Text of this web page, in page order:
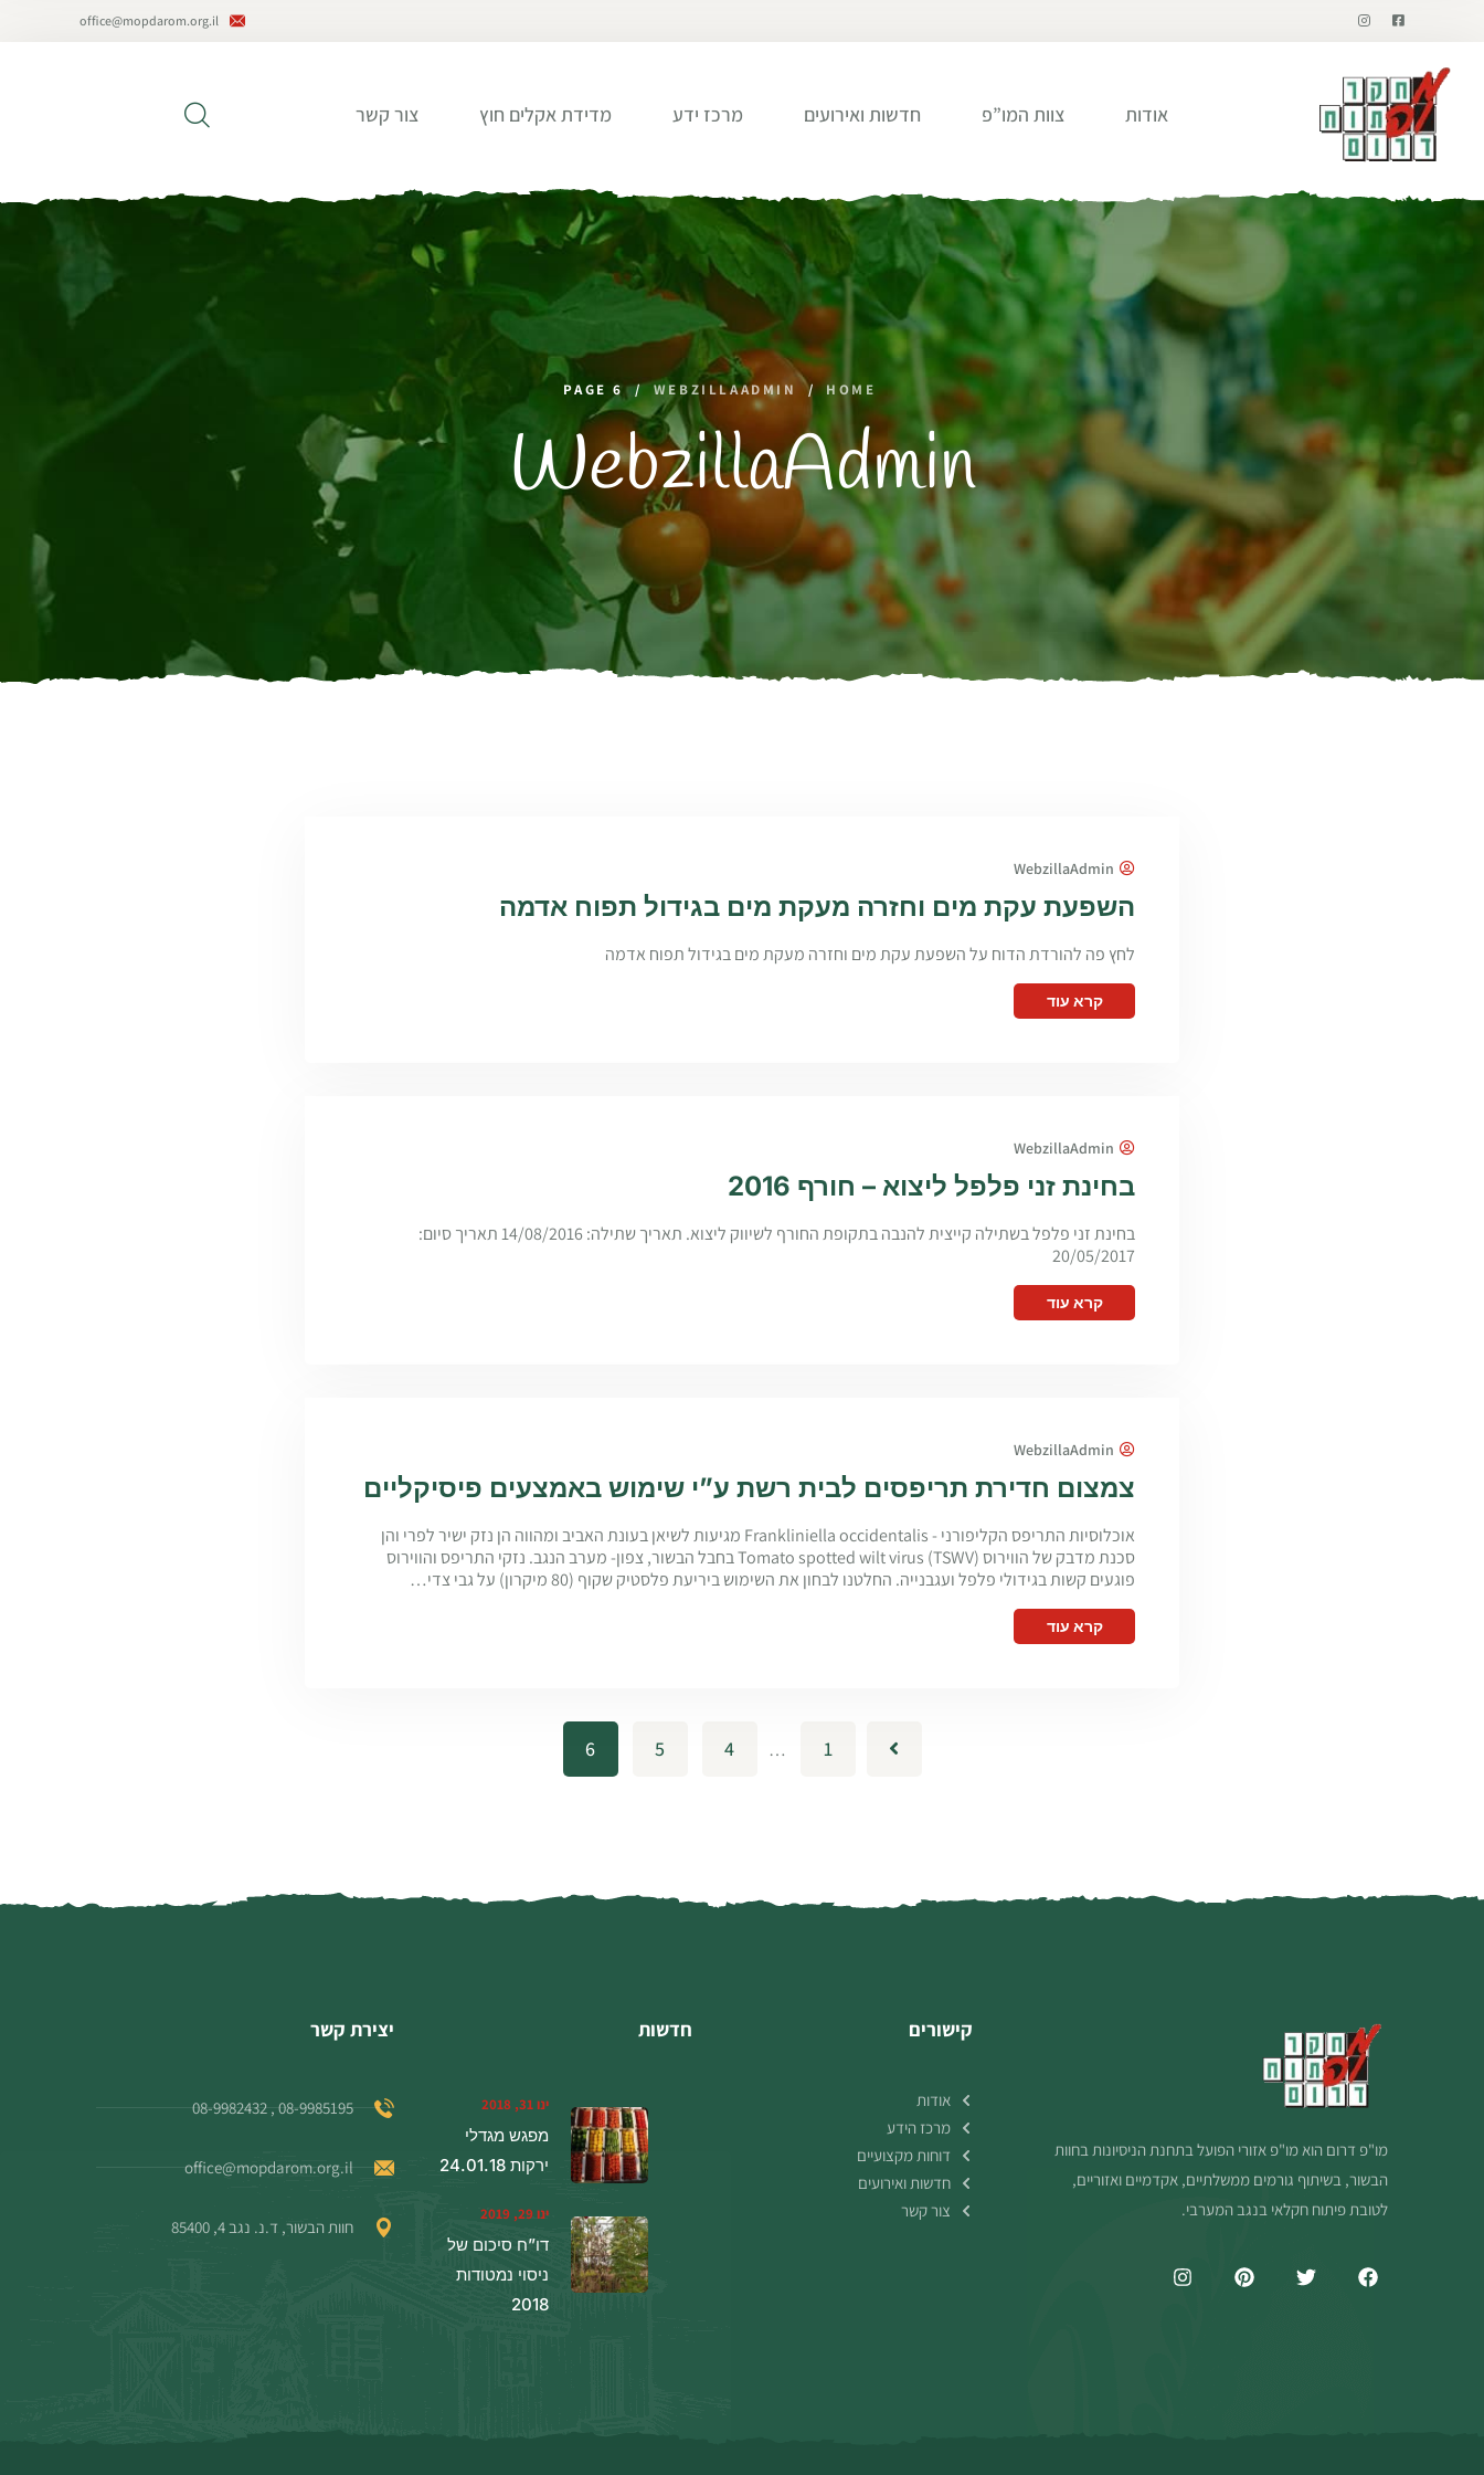
office@mopdarom.org.il
אודות צוות המו”פ חדשות ואירועים מרכז ידע מדידת אקלים חוץ צור קשר
HOME
/
WEBZILLAADMIN
/
PAGE 6
WebzillaAdmin
WebzillaAdmin
השפעת עקת מים וחזרה מעקת מים בגידול תפוח אדמה
לחץ פה להורדת הדוח על השפעת עקת מים וחזרה מעקת מים בגידול תפוח אדמה
קרא עוד
WebzillaAdmin
בחינת זני פלפל ליצוא – חורף 2016
בחינת זני פלפל בשתילה קייצית להנבה בתקופת החורף לשיווק ליצוא. תאריך שתילה: 14/08/2016 תאריך סיום:
20/05/2017
קרא עוד
WebzillaAdmin
צמצום חדירת תריפסים לבית רשת ע”י שימוש באמצעים פיסיקליים
אוכלוסיות התריפס הקליפורני - Frankliniella occidentalis מגיעות לשיאן בעונת האביב ומהווה הן נזק ישיר לפרי והן
סכנת מדבק של הווירוס Tomato spotted wilt virus (TSWV) בחבל הבשור, צפון- מערב הנגב. נזקי התריפס והווירוס
פוגעים קשות בגידולי פלפל ועגבנייה. החלטנו לבחון את השימוש ביריעת פלסטיק שקוף (80 מיקרון) על גבי צדי…
קרא עוד
1
…
4
5
6
מו"פ דרום הוא מו"פ אזורי הפועל בתחנת הניסיונות בחוות
הבשור, בשיתוף גורמים ממשלתיים, אקדמיים ואזוריים,
לטובת פיתוח חקלאי בנגב המערבי.
קישורים
אודות
מרכז הידע
דוחות מקצועיים
חדשות ואירועים
צור קשר
חדשות
ינו 31, 2018
מפגש מגדלי
ירקות 24.01.18
ינו 29, 2019
דו”ח סיכום של
ניסוי נמטודות
2018
יצירת קשר
08-9985195 , 08-9982432
office@mopdarom.org.il
חוות הבשור, ד.נ. נגב 4, 85400